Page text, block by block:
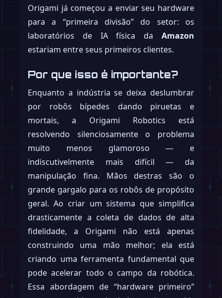
Origami já começou a enviar seu hardware
para a “primeira divisão” do setor: os
laboratórios de IA física da Amazon
estariam entre seus primeiros clientes.
Por que isso é importante?
Enquanto a indústria se deixa deslumbrar
por robôs bípedes dando piruetas e
mortais, a Origami Robotics está
resolvendo silenciosamente o problema
muito menos glamoroso — e
indiscutivelmente mais difícil — da
manipulação fina. Mãos destras são o
grande gargalo para os robôs de propósito
geral. Ao criar um sistema que simplifica
drasticamente a coleta de dados de alta
fidelidade, a Origami não está apenas
construindo uma mão melhor; ela está
criando uma ferramenta fundamental que
pode acelerar todo o campo da robótica.
Essa abordagem de “hardware primeiro”